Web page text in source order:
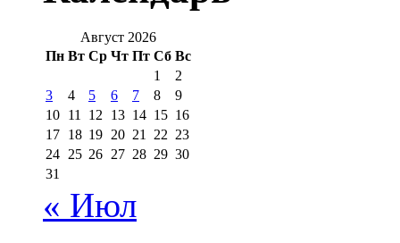
Август 2026
Пн Вт Ср Чт Пт Сб Вс
1
2
3
4 5 6 7 8
9
10 11 12 13 14 15 16
17 18 19 20 21 22 23
24 25 26 27 28 29 30
31
« Июл